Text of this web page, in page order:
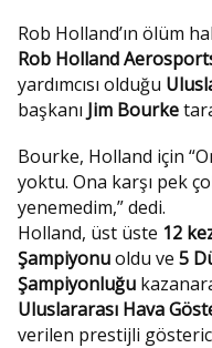
Rob Holland’ın ölüm
Rob Holland
yardımcısı olduğu
başkanı Jim Bourke
Bourke, Holland için
yoktu. Ona karşı pek
yenemedim,” dedi.
Holland, üst üste 12
Şampiyonuoldu ve 5
Şampiyonluğu
Uluslararası Hava
verilen prestijli